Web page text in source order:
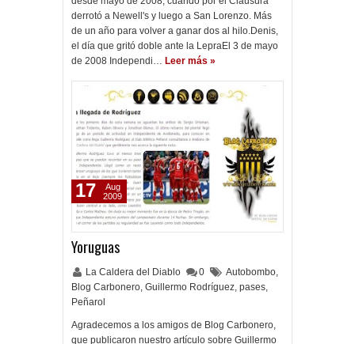
derrotó a Newell's y luego a San Lorenzo. Más
de un año para volver a ganar dos al hilo.Denis,
el día que gritó doble ante la LepraEl 3 de mayo
de 2008 Independi… Leer más »
Yoruguas
La Caldera del Diablo 0 Autobombo,
Blog Carbonero, Guillermo Rodríguez, pases,
Peñarol
Agradecemos a los amigos de Blog Carbonero,
que publicaron nuestro artículo sobre Guillermo
17
Aug
2009